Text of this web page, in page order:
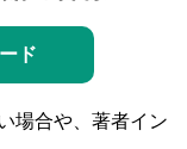
ド
場合や、著者イン